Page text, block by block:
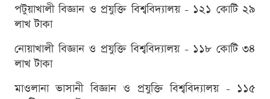
পটুয়াখালী বিজ্ঞান ও প্রযুক্তি বিশ্ববিদ্যালয় - ১২১ কোটি ২৯
লাখ টাকা
নোয়াখালী বিজ্ঞান ও প্রযুক্তি বিশ্ববিদ্যালয় - ১১৮ কোটি ৩৪
লাখ টাকা
মাওলানা ভাসানী বিজ্ঞান ও প্রযুক্তি বিশ্ববিদ্যালয় - ১১৫